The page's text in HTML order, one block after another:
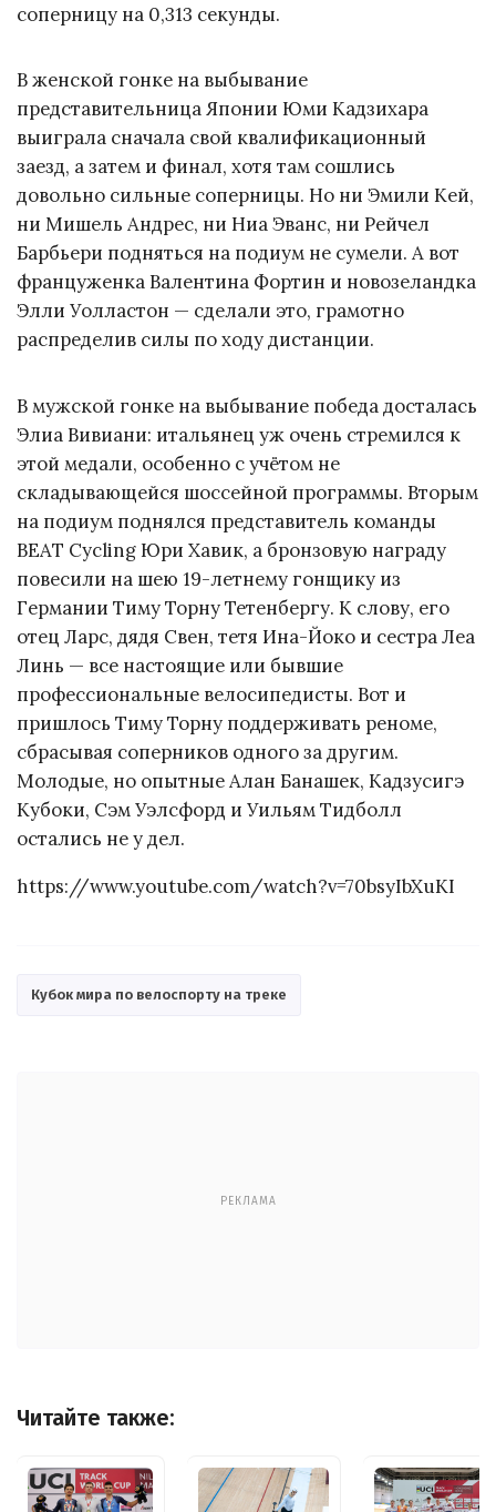
соперницу на 0,313 секунды.
В женской гонке на выбывание
представительница Японии Юми Кадзихара
выиграла сначала свой квалификационный
заезд, а затем и финал, хотя там сошлись
довольно сильные соперницы. Но ни Эмили Кей,
ни Мишель Андрес, ни Ниа Эванс, ни Рейчел
Барбьери подняться на подиум не сумели. А вот
француженка Валентина Фортин и новозеландка
Элли Уолластон — сделали это, грамотно
распределив силы по ходу дистанции.
В мужской гонке на выбывание победа досталась
Элиа Вивиани: итальянец уж очень стремился к
этой медали, особенно с учётом не
складывающейся шоссейной программы. Вторым
на подиум поднялся представитель команды
BEAT Cycling Юри Хавик, а бронзовую награду
повесили на шею 19-летнему гонщику из
Германии Тиму Торну Тетенбергу. К слову, его
отец Ларс, дядя Свен, тетя Ина-Йоко и сестра Леа
Линь — все настоящие или бывшие
профессиональные велосипедисты. Вот и
пришлось Тиму Торну поддерживать реноме,
сбрасывая соперников одного за другим.
Молодые, но опытные Алан Банашек, Кадзусигэ
Кубоки, Сэм Уэлсфорд и Уильям Тидболл
остались не у дел.
https://www.youtube.com/watch?v=70bsyIbXuKI
Кубок мира по велоспорту на треке
РЕКЛАМА
Читайте также: